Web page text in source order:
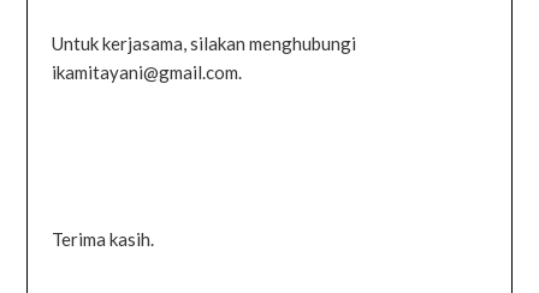
Untuk kerjasama, silakan menghubungi
ikamitayani@gmail.com.
Terima kasih.